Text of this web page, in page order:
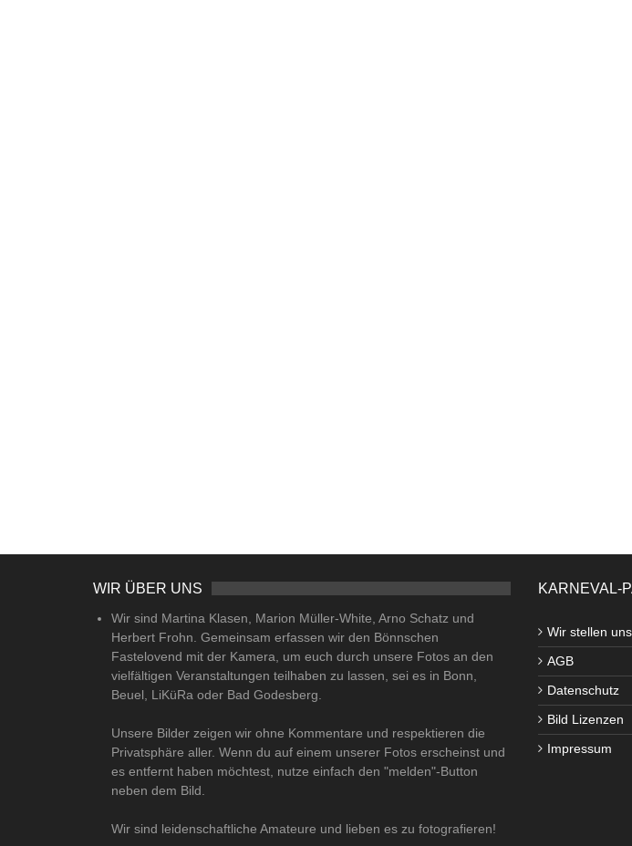
WIR ÜBER UNS
Wir sind Martina Klasen, Marion Müller-White, Arno Schatz und
Herbert Frohn. Gemeinsam erfassen wir den Bönnschen
Fastelovend mit der Kamera, um euch durch unsere Fotos an den
vielfältigen Veranstaltungen teilhaben zu lassen, sei es in Bonn,
Beuel, LiKüRa oder Bad Godesberg.
Unsere Bilder zeigen wir ohne Kommentare und respektieren die
Privatsphäre aller. Wenn du auf einem unserer Fotos erscheinst und
es entfernt haben möchtest, nutze einfach den "melden"-Button
neben dem Bild.
Wir sind leidenschaftliche Amateure und lieben es zu fotografieren!
KARNEVAL-
Wir stellen
AGB
Datenschutz
Bild Lizenzen
Impressum